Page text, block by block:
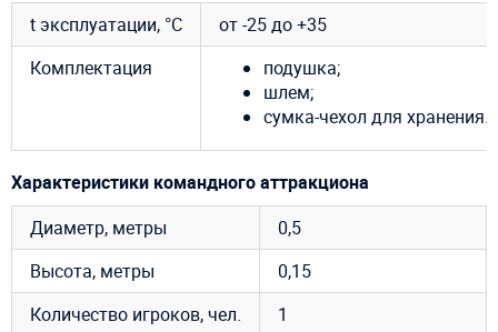
t эксплуатации, °C
от -25 до +35
Комплектация
подушка;
шлем;
сумка-чехол для хранения.
Характеристики командного аттракциона
Диаметр, метры
0,5
Высота, метры
0,15
Количество игроков, чел.
1